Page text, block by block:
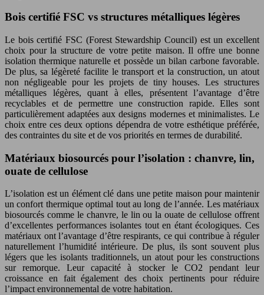
Bois certifié FSC vs structures métalliques légères
Le bois certifié FSC (Forest Stewardship Council) est un excellent
choix pour la structure de votre petite maison. Il offre une bonne
isolation thermique naturelle et possède un bilan carbone favorable.
De plus, sa légèreté facilite le transport et la construction, un atout
non négligeable pour les projets de tiny houses. Les structures
métalliques légères, quant à elles, présentent l’avantage d’être
recyclables et de permettre une construction rapide. Elles sont
particulièrement adaptées aux designs modernes et minimalistes. Le
choix entre ces deux options dépendra de votre esthétique préférée,
des contraintes du site et de vos priorités en termes de durabilité.
Matériaux biosourcés pour l’isolation : chanvre, lin,
ouate de cellulose
L’isolation est un élément clé dans une petite maison pour maintenir
un confort thermique optimal tout au long de l’année. Les matériaux
biosourcés comme le chanvre, le lin ou la ouate de cellulose offrent
d’excellentes performances isolantes tout en étant écologiques. Ces
matériaux ont l’avantage d’être respirants, ce qui contribue à réguler
naturellement l’humidité intérieure. De plus, ils sont souvent plus
légers que les isolants traditionnels, un atout pour les constructions
sur remorque. Leur capacité à stocker le CO2 pendant leur
croissance en fait également des choix pertinents pour réduire
l’impact environnemental de votre habitation.